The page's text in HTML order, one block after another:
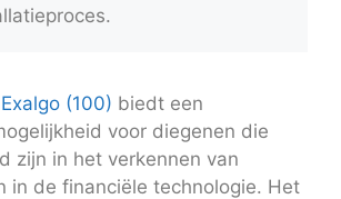
(100) biedt een
voor diegenen die
zijn in het verkennen van
in de financiële technologie. Het